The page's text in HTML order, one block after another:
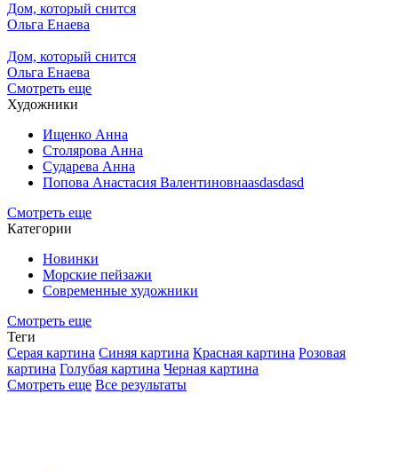
Дом, который снится
Ольга Енаева
Дом, который снится
Ольга Енаева
Смотреть еще
Художники
Ищенко Анна
Столярова Анна
Сударева Анна
Попова Анастасия Валентиновнаasdasdasd
Смотреть еще
Категории
Новинки
Морские пейзажи
Современные художники
Смотреть еще
Теги
Серая картина Синяя картина Красная картина Розовая
картина Голубая картина Черная картина
Смотреть еще Все результаты